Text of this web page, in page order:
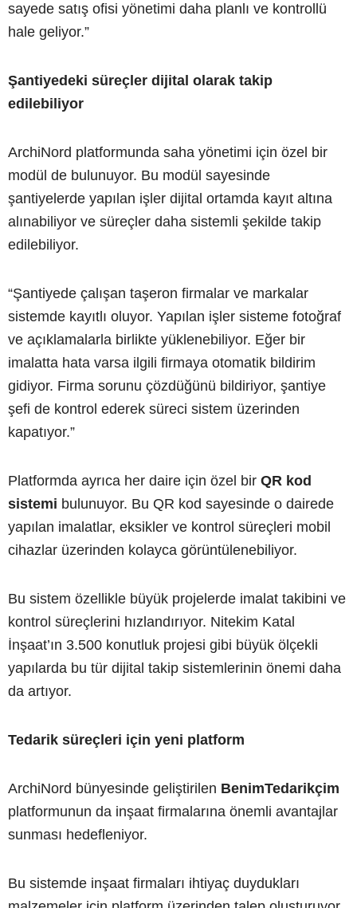
sayede satış ofisi yönetimi daha planlı ve kontrollü
hale geliyor.”
Şantiyedeki süreçler dijital olarak takip
edilebiliyor
ArchiNord platformunda saha yönetimi için özel bir
modül de bulunuyor. Bu modül sayesinde
şantiyelerde yapılan işler dijital ortamda kayıt altına
alınabiliyor ve süreçler daha sistemli şekilde takip
edilebiliyor.
“Şantiyede çalışan taşeron firmalar ve markalar
sistemde kayıtlı oluyor. Yapılan işler sisteme fotoğraf
ve açıklamalarla birlikte yüklenebiliyor. Eğer bir
imalatta hata varsa ilgili firmaya otomatik bildirim
gidiyor. Firma sorunu çözdüğünü bildiriyor, şantiye
şefi de kontrol ederek süreci sistem üzerinden
kapatıyor.”
Platformda ayrıca her daire için özel bir QR kod
sistemi bulunuyor. Bu QR kod sayesinde o dairede
yapılan imalatlar, eksikler ve kontrol süreçleri mobil
cihazlar üzerinden kolayca görüntülenebiliyor.
Bu sistem özellikle büyük projelerde imalat takibini ve
kontrol süreçlerini hızlandırıyor. Nitekim Katal
İnşaat’ın 3.500 konutluk projesi gibi büyük ölçekli
yapılarda bu tür dijital takip sistemlerinin önemi daha
da artıyor.
Tedarik süreçleri için yeni platform
ArchiNord bünyesinde geliştirilen BenimTedarikçim
platformunun da inşaat firmalarına önemli avantajlar
sunması hedefleniyor.
Bu sistemde inşaat firmaları ihtiyaç duydukları